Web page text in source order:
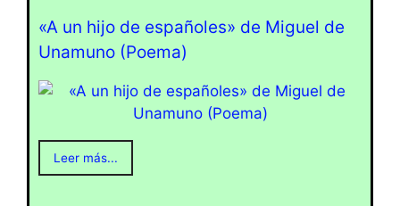
«A un hijo de españoles» de Miguel de
Unamuno (Poema)
Leer más...